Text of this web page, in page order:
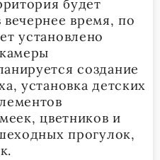
будет
время, по
установлено
создание
установка детских
цветников и
прогулок,